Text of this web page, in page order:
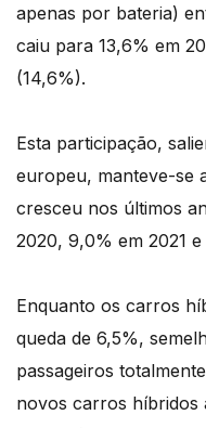
apenas por bateria)
caiu para 13,6% em
(14,6%).
Esta participação,
europeu, manteve-se
cresceu nos últimos
2020, 9,0% em 2021 e
Enquanto os carros
queda de 6,5%,
passageiros
novos carros híbridos